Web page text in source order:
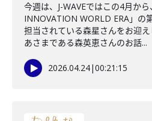
今週は、J-WAVEではこの4月か
INNOVATION WORLD ERA」の
担当されている森星さんをお迎
あさまである森英恵さんのお話...
2026.04.24|00:21:15